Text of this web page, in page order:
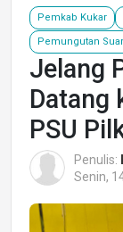
Pemkab Kukar
Pemungutan
Jelang
Datang
PSU
Penulis:
Senin,